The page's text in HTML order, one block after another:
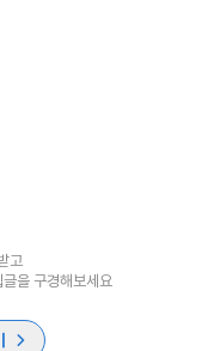
고
을 구경해보세요